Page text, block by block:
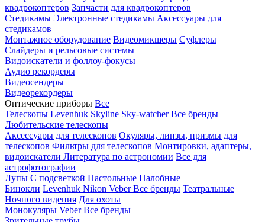
квадрокоптеров Запчасти для квадрокоптеров
Стедикамы Электронные стедикамы Аксессуары для
стедикамов
Монтажное оборудование Видеомикшеры Суфлеры
Слайдеры и рельсовые системы
Видоискатели и фоллоу-фокусы
Аудио рекордеры
Видеосендеры
Видеорекордеры
Оптические приборы Все
Телескопы Levenhuk Skyline Sky-watcherВсе бренды
Любительские телескопы
Аксессуары для телескопов Окуляры, линзы, призмы для
телескопов Фильтры для телескопов Монтировки, адаптеры,
видоискатели Литература по астрономии Все для
астрофотографии
Лупы С подсветкой Настольные Налобные
Бинокли Levenhuk Nikon VeberВсе бренды Театральные
Ночного видения Для охоты
Монокуляры Veber Все бренды